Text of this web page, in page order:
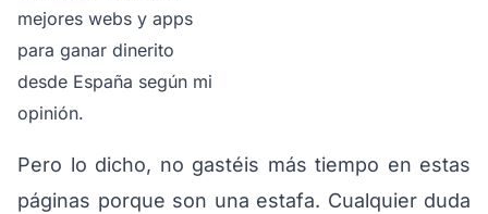
mejores webs y apps
para ganar dinerito
desde España según mi
opinión.
Pero lo dicho, no gastéis más tiempo en estas
páginas porque son una estafa. Cualquier duda